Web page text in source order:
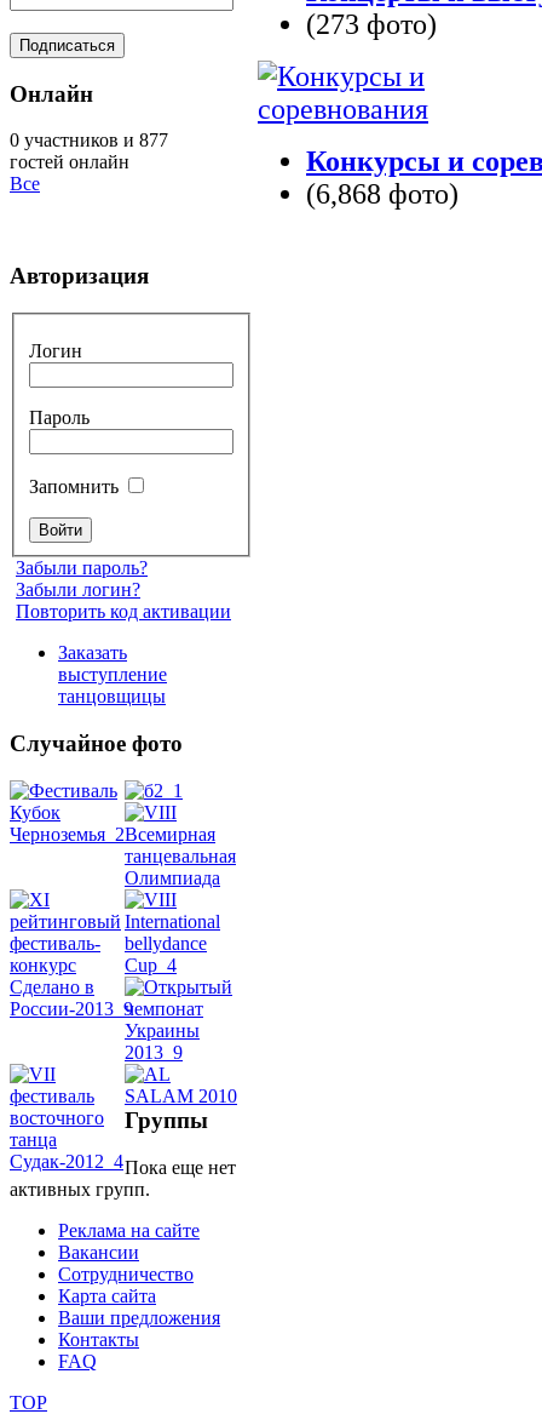
(273 фото)
Конкурсы и
(6,868 фото)
Онлайн
0 участников и 877
гостей онлайн
Все
Авторизация
Логин
Пароль
Запомнить
Забыли пароль?
Забыли логин?
Повторить код активации
Заказать
выступление
танцовщицы
Случайное фото
Группы
Пока еще нет
активных групп.
Реклама на сайте
Вакансии
Сотрудничество
Карта сайта
Ваши предложения
Контакты
FAQ
TOP